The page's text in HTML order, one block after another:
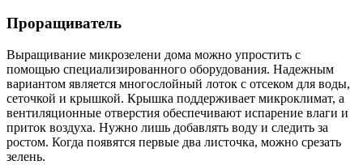
Проращиватель
Выращивание микрозелени дома можно упростить с
помощью специализированного оборудования. Надежным
вариантом является многослойный лоток с отсеком для воды,
сеточкой и крышкой. Крышка поддерживает микроклимат, а
вентиляционные отверстия обеспечивают испарение влаги и
приток воздуха. Нужно лишь добавлять воду и следить за
ростом. Когда появятся первые два листочка, можно срезать
зелень.